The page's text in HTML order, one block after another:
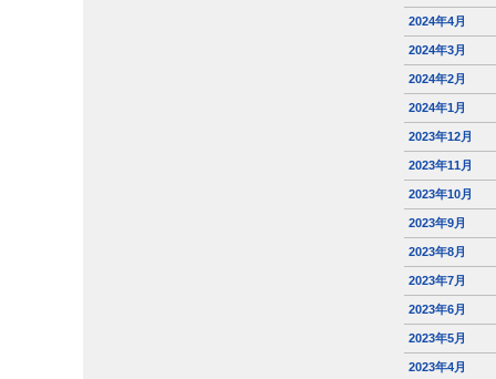
2024年4月
2024年3月
2024年2月
2024年1月
2023年12月
2023年11月
2023年10月
2023年9月
2023年8月
2023年7月
2023年6月
2023年5月
2023年4月